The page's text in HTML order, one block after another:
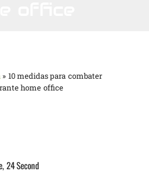
» 10 medidas para combater
home office
24 Second